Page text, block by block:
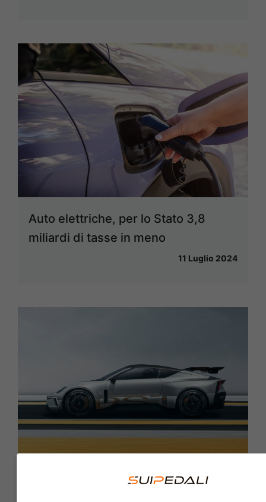
Auto elettriche, per lo Stato 3,8
miliardi di tasse in meno
11 Luglio 2024
Polestar Concept BST, l’elettrica più